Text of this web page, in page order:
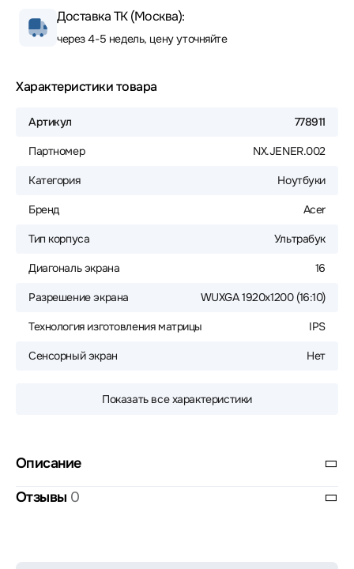
Доставка ТК (Москва):
через 4-5 недель, цену уточняйте
Характеристики товара
Артикул 778911
Партномер NX.JENER.002
Категория Ноутбуки
Бренд Acer
Тип корпуса Ультрабук
Диагональ экрана 16
Разрешение экрана WUXGA 1920x1200 (16:10)
Технология изготовления матрицы IPS
Сенсорный экран Нет
Показать все характеристики
Описание
Отзывы 0